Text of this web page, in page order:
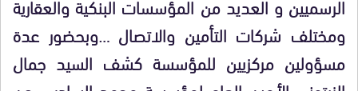
ومختلف شركات التأمين والاتصال …وبحضور عدة
مسؤولين مركزيين للمؤسسة كشف السيد جمال